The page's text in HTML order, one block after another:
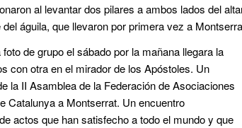
al levantar dos pilares a ambos lados del
águila, que llevaron por primera vez a
de grupo el sábado por la mañana llegara la
con otra en el mirador de los Apóstoles. Un
la II Asamblea de la Federación de Asociaciones
Catalunya a Montserrat. Un encuentro
actos que han satisfecho a todo el mundo y que